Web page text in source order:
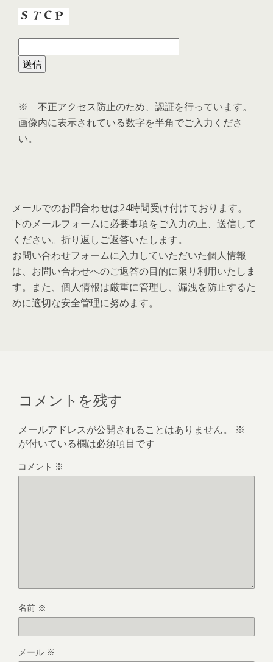
※ 不正アクセス防止のため、認証を行っています。
画像内に表示されている数字を半角でご入力くださ
い。
メールでのお問合わせは24時間受け付けております。
下のメールフォームに必要事項をご入力の上、送信して
ください。折り返しご返答いたします。
お問い合わせフォームに入力していただいた個人情報
は、お問い合わせへのご返答の目的に限り利用いたしま
す。また、個人情報は厳重に管理し、漏洩を防止するた
めに適切な安全管理に努めます。
コメントを残す
メールアドレスが公開されることはありません。
※
が付いている欄は必須項目です
コメント ※
名前 ※
メール ※